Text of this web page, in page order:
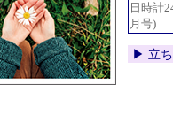
日時計
月号)
▶︎ 立ち